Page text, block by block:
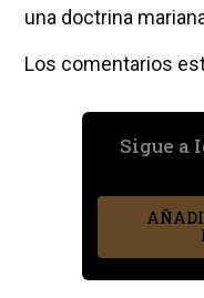
una doctrina
Los comentarios
Sigue a